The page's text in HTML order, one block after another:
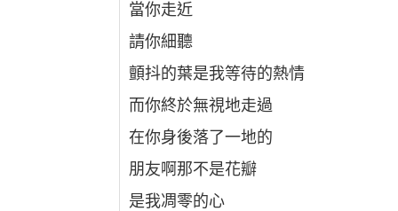
當你走近
請你細聽
顫抖的葉是我等待的熱情
而你終於無視地走過
在你身後落了一地的
朋友啊那不是花瓣
是我凋零的心